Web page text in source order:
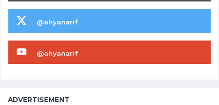
@ahyanarif
@ahyanarif
ADVERTISEMENT